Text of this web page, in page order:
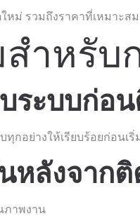
หม่ รวมถึงราคาที่เหมาะสม
สำหรั
ระบบก่อ
กอย่างให้เรียบร้อยก่อนเริ่
หลังจาก
ภาพงาน